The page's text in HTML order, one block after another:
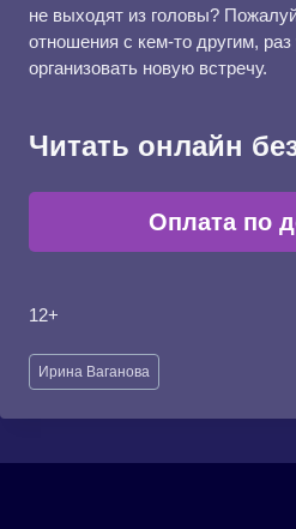
не выходят из головы?
отношения с кем-то другим,
организовать новую встречу.
Читать онлайн
Оплата по
12+
Метки
записи:
Ирина Ваганова